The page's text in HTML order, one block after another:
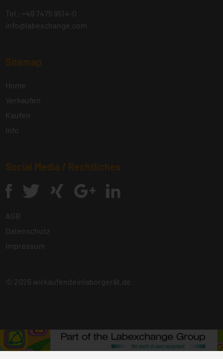
Tel.: +49 7475 9514-0
info@labexchange.com
Sitemap
Home
Verkaufen
Kaufen
Info
Social Media / Rechtliches
AGB
Datenschutz
Impressum
© 2026 wirkaufendeinlaborgerät.de